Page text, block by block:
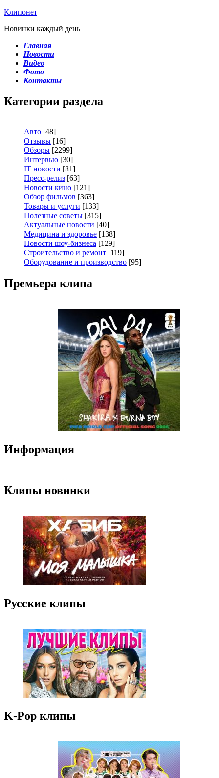
Клипонет
Новинки каждый день
Главная
Новости
Видео
Фото
Контакты
Категории раздела
Авто [48]
Отзывы [16]
Обзоры [2299]
Интервью [30]
IT-новости [81]
Пресс-релиз [63]
Новости кино [121]
Обзор фильмов [363]
Товары и услуги [133]
Полезные советы [315]
Актуальные новости [40]
Медицина и здоровье [138]
Новости шоу-бизнеса [129]
Строительство и ремонт [119]
Оборудование и производство [95]
Премьера клипа
Информация
Клипы новинки
Русские клипы
K-Pop клипы